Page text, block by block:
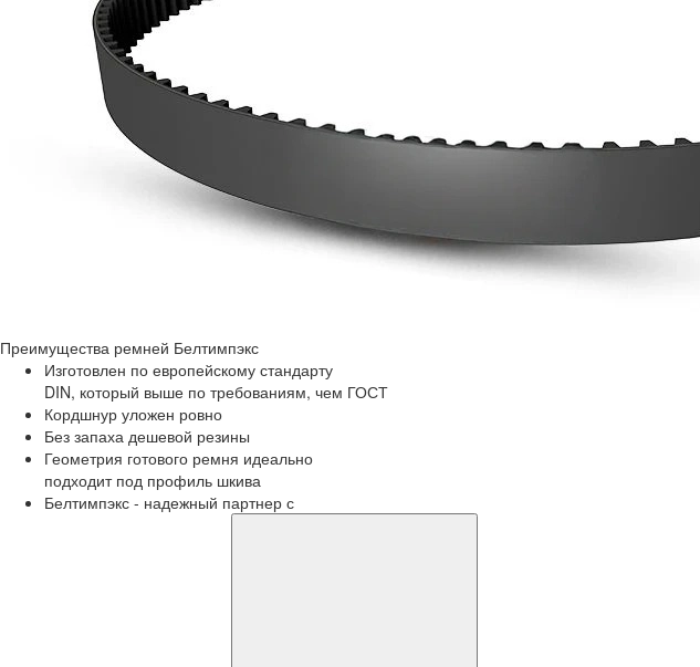
Преимущества ремней Белтимпэкс
Изготовлен по европейскому стандарту
DIN, который выше по требованиям, чем ГОСТ
Кордшнур уложен ровно
Без запаха дешевой резины
Геометрия готового ремня идеально
подходит под профиль шкива
Белтимпэкс - надежный партнер с